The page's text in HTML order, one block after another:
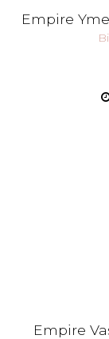
Empire
Empire